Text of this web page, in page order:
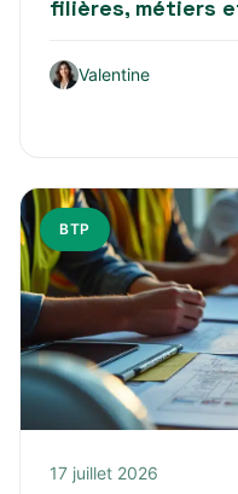
filières, métiers
Valentine
BTP
17 juillet 2026